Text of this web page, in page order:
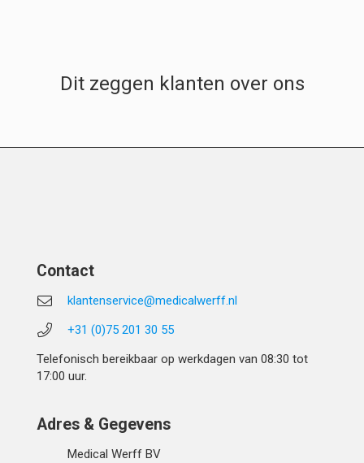
Dit zeggen klanten over ons
Contact
klantenservice@medicalwerff.nl
+31 (0)75 201 30 55
Telefonisch bereikbaar op werkdagen van 08:30 tot
17:00 uur.
Adres & Gegevens
Medical Werff BV